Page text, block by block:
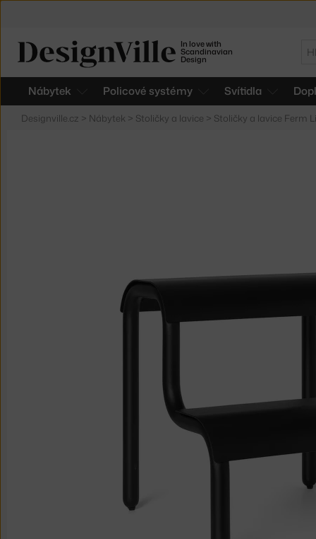
In love with
Scandinavian
Design
Nábytek Policové systémy Svítidla
Designville.cz > Nábytek > Stoličky a lavice > Stoličky a lavice Ferm